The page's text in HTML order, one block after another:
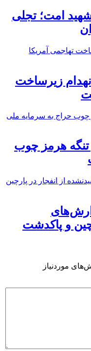
امت؛ تجلی
زیرساخت
هرمز چوب
و پاکدشت
موردنیاز